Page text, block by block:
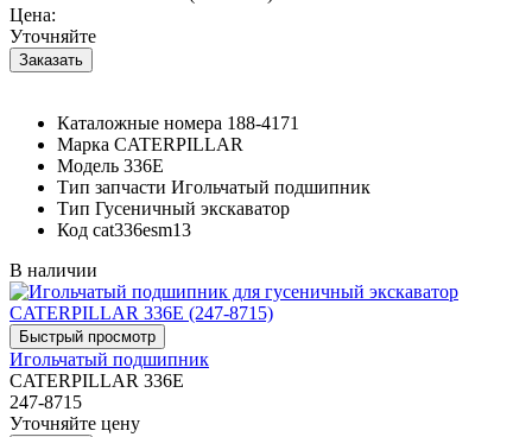
Цена:
Уточняйте
Каталожные номера 188-4171
Марка CATERPILLAR
Модель 336E
Тип запчасти Игольчатый подшипник
Тип Гусеничный экскаватор
Код cat336esm13
В наличии
Игольчатый подшипник
CATERPILLAR 336E
247-8715
Уточняйте цену